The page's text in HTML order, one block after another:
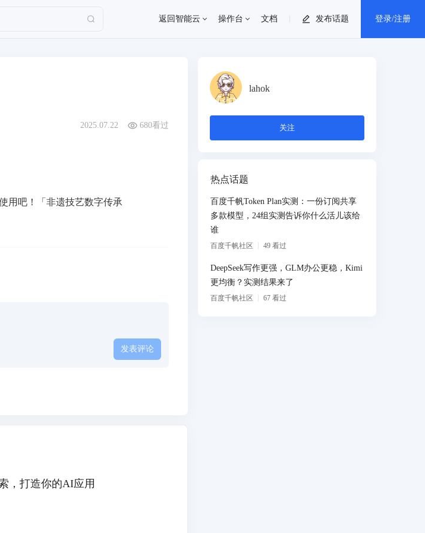
返回智能云 操作台 文档 发布话题 登录/注册
退出登录
2025.07.22 680看过
用吧！「非遗技艺数字传承
发表评论
，打造你的AI应用
lahok
关注
热点话题
百度千帆Token Plan实测：一份订阅共享
多款模型，24组实测告诉你什么活儿该给
谁
百度千帆社区 49 看过
DeepSeek写作更强，GLM办公更稳，Kimi
更均衡？实测结果来了
百度千帆社区 67 看过